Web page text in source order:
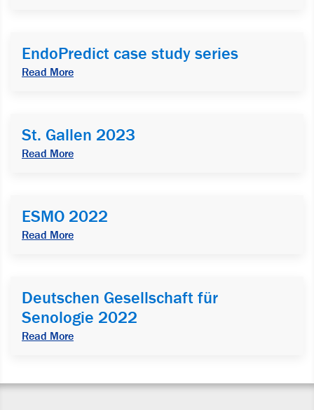
EndoPredict case study series
Read More
St. Gallen 2023
Read More
ESMO 2022
Read More
Deutschen Gesellschaft für
Senologie 2022
Read More